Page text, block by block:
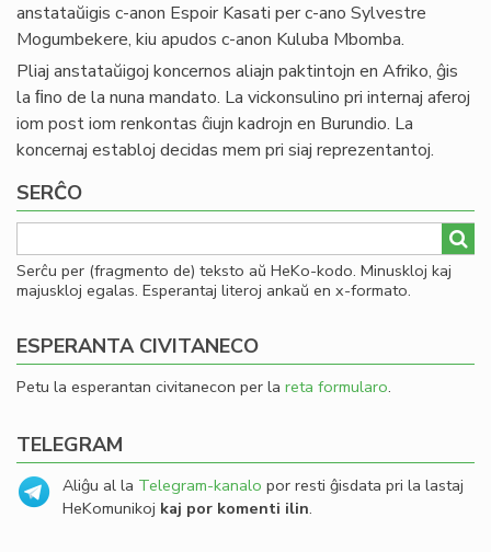
anstataŭigis c-anon Espoir Kasati per c-ano Sylvestre
Mogumbekere, kiu apudos c-anon Kuluba Mbomba.
Pliaj anstataŭigoj koncernos aliajn paktintojn en Afriko, ĝis
la ﬁno de la nuna mandato. La vickonsulino pri internaj aferoj
iom post iom renkontas ĉiujn kadrojn en Burundio. La
koncernaj establoj decidas mem pri siaj reprezentantoj.
SERĈO
Serĉu per (fragmento de) teksto aŭ HeKo-kodo. Minuskloj kaj
majuskloj egalas. Esperantaj literoj ankaŭ en x-formato.
ESPERANTA CIVITANECO
Petu la esperantan civitanecon per la reta formularo.
TELEGRAM
Aliĝu al la Telegram-kanalo por resti ĝisdata pri la lastaj
HeKomunikoj kaj por komenti ilin.